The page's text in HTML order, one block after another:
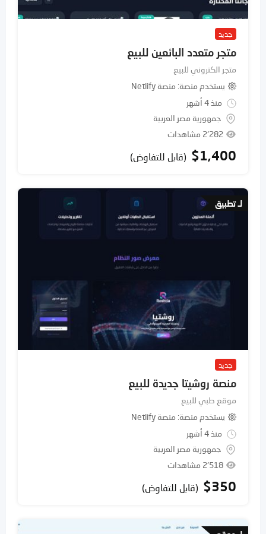
جديد
متجر متعدد البائعين للبيع
متجر الكتروني للبيع
يستخدم منصة منصة Netlify
منذ 4 أشهر
جمهورية مصر العربية
2٬282 مشاهدات
$1,400 (قابل للتفاوض)
لـ تطبيق
جديد
منصة روشيتا جديدة للبيع
موقع طبي للبيع
يستخدم منصة منصة Netlify
منذ 4 أشهر
جمهورية مصر العربية
2٬518 مشاهدات
$350 (قابل للتفاوض)